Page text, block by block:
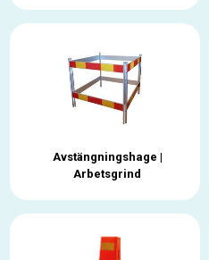
Avstängningshage |
Arbetsgrind